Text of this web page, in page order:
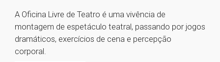
A Oficina Livre de Teatro é uma vivência de
montagem de espetáculo teatral, passando por jogos
dramáticos, exercícios de cena e percepção
corporal.